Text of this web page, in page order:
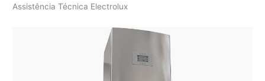
Assistência Técnica Electrolux